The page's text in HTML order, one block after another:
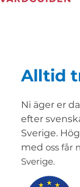
Alltid
Ni äger er
efter
Sverige.
med oss får
Sverige.